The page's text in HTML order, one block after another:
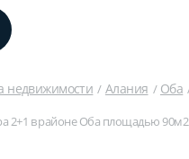
недвижимости Алания
Оба
2+1 в районе Оба площадью 90м2